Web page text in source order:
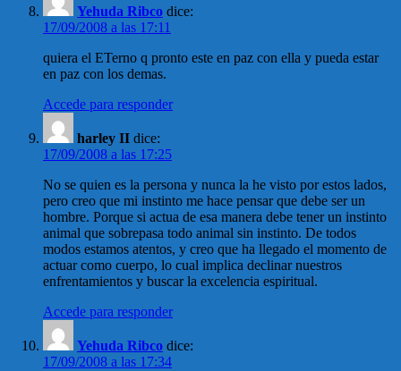
Yehuda Ribco dice:
17/09/2008 a las 17:11
quiera el ETerno q pronto este en paz con ella y pueda estar
en paz con los demas.
Accede para responder
harley II dice:
17/09/2008 a las 17:25
No se quien es la persona y nunca la he visto por estos lados,
pero creo que mi instinto me hace pensar que debe ser un
hombre. Porque si actua de esa manera debe tener un instinto
animal que sobrepasa todo animal sin instinto. De todos
modos estamos atentos, y creo que ha llegado el momento de
actuar como cuerpo, lo cual implica declinar nuestros
enfrentamientos y buscar la excelencia espiritual.
Accede para responder
Yehuda Ribco dice:
17/09/2008 a las 17:34